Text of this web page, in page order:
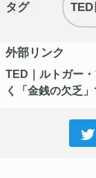
タグ
外部リンク
TED｜ルトガー
く「金銭の欠乏